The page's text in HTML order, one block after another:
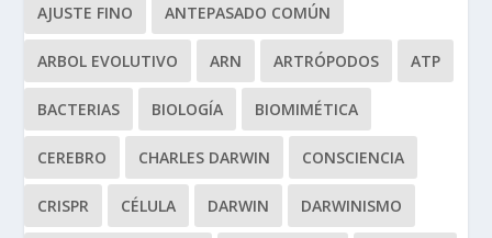
AJUSTE FINO ANTEPASADO COMÚN
ARBOL EVOLUTIVO ARN ARTRÓPODOS ATP
BACTERIAS BIOLOGÍA BIOMIMÉTICA
CEREBRO CHARLES DARWIN CONSCIENCIA
CRISPR CÉLULA DARWIN DARWINISMO